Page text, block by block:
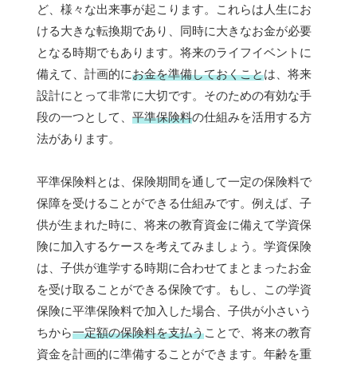
ど、様々な出来事が起こります。これらは人生にお
ける大きな転換期であり、同時に大きなお金が必要
となる時期でもあります。将来のライフイベントに
備えて、計画的にお金を準備しておくことは、将来
設計にとって非常に大切です。そのための有効な手
段の一つとして、 平準保険料の仕組みを活用する方
法があります。
平準保険料とは、保険期間を通して一定の保険料で
保障を受けることができる仕組みです。例えば、子
供が生まれた時に、将来の教育資金に備えて学資保
険に加入するケースを考えてみましょう。学資保険
は、子供が進学する時期に合わせてまとまったお金
を受け取ることができる保険です。もし、この学資
保険に平準保険料で加入した場合、子供が小さいう
ちから一定額の保険料を支払うことで、将来の教育
資金を計画的に準備することができます。年齢を重